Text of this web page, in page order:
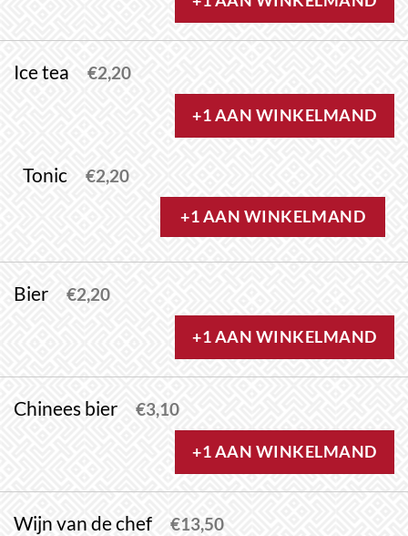
Ice tea €2,20
+1 AAN WINKELMAND
Tonic €2,20
+1 AAN WINKELMAND
Bier €2,20
+1 AAN WINKELMAND
Chinees bier €3,10
+1 AAN WINKELMAND
Wijn van de chef €13,50